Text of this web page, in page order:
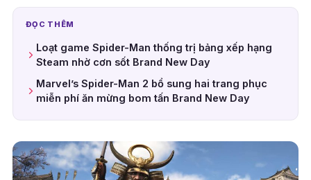
ĐỌC THÊM
Loạt game Spider-Man thống trị bảng xếp hạng
Steam nhờ cơn sốt Brand New Day
Marvel’s Spider-Man 2 bổ sung hai trang phục
miễn phí ăn mừng bom tấn Brand New Day